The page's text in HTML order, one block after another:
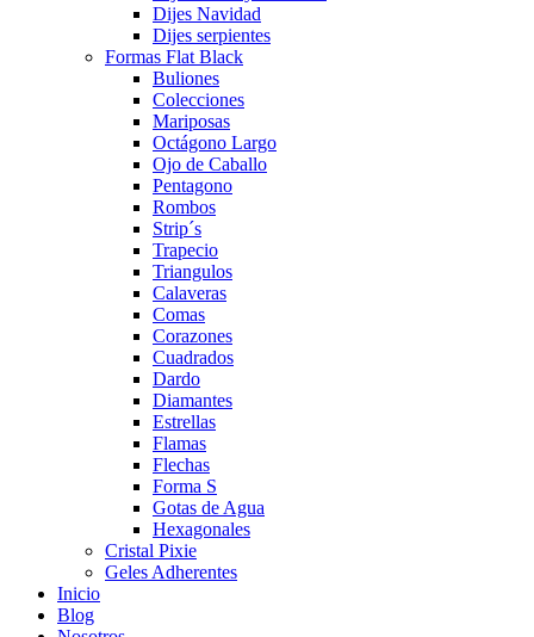
Dijes Navidad
Dijes serpientes
Formas Flat Black
Buliones
Colecciones
Mariposas
Octágono Largo
Ojo de Caballo
Pentagono
Rombos
Strip´s
Trapecio
Triangulos
Calaveras
Comas
Corazones
Cuadrados
Dardo
Diamantes
Estrellas
Flamas
Flechas
Forma S
Gotas de Agua
Hexagonales
Cristal Pixie
Geles Adherentes
Inicio
Blog